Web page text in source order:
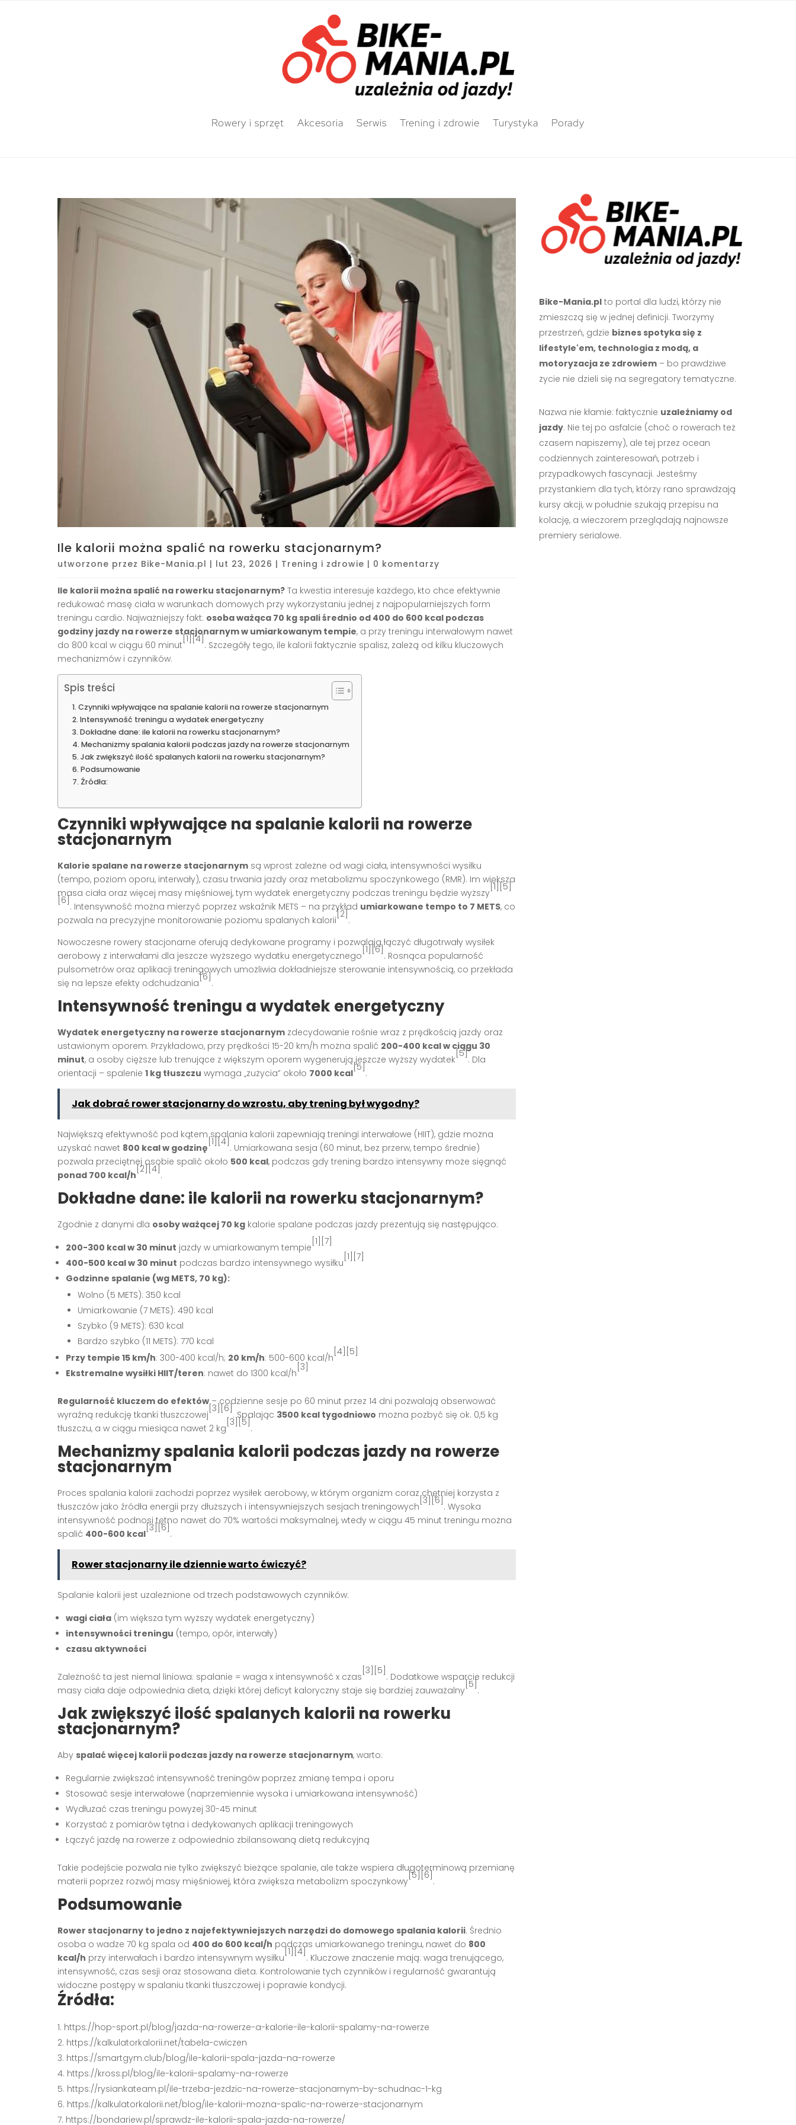
Rowery i sprzęt Akcesoria Serwis Trening i zdrowie Turystyka Porady
Ile kalorii można spalić na rowerku stacjonarnym?
utworzone przez Bike-Mania.pl | lut 23, 2026 | Trening i zdrowie | 0 komentarzy
Ile kalorii można spalić na rowerku stacjonarnym? Ta kwestia interesuje każdego, kto chce efektywnie
redukować masę ciała w warunkach domowych przy wykorzystaniu jednej z najpopularniejszych form
treningu cardio. Najważniejszy fakt: osoba ważąca 70 kg spali średnio od 400 do 600 kcal podczas
godziny jazdy na rowerze stacjonarnym w umiarkowanym tempie, a przy treningu interwałowym nawet
do 800 kcal w ciągu 60 minut
[1][4]
. Szczegóły tego, ile kalorii faktycznie spalisz, zależą od kilku kluczowych
mechanizmów i czynników.
Spis treści
Czynniki wpływające na spalanie kalorii na rowerze stacjonarnym
Intensywność treningu a wydatek energetyczny
Dokładne dane: ile kalorii na rowerku stacjonarnym?
Mechanizmy spalania kalorii podczas jazdy na rowerze stacjonarnym
Jak zwiększyć ilość spalanych kalorii na rowerku stacjonarnym?
Podsumowanie
Źródła:
Czynniki wpływające na spalanie kalorii na rowerze
stacjonarnym
Kalorie spalane na rowerze stacjonarnym są wprost zależne od wagi ciała, intensywności wysiłku
(tempo, poziom oporu, interwały), czasu trwania jazdy oraz metabolizmu spoczynkowego (RMR). Im większa
masa ciała oraz więcej masy mięśniowej, tym wydatek energetyczny podczas treningu będzie wyższy
[1][5]
[6]
. Intensywność można mierzyć poprzez wskaźnik METS – na przykład umiarkowane tempo to 7 METS, co
pozwala na precyzyjne monitorowanie poziomu spalanych kalorii
[2]
.
Nowoczesne rowery stacjonarne oferują dedykowane programy i pozwalają łączyć długotrwały wysiłek
aerobowy z interwałami dla jeszcze wyższego wydatku energetycznego
[1][6]
. Rosnąca popularność
pulsometrów oraz aplikacji treningowych umożliwia dokładniejsze sterowanie intensywnością, co przekłada
się na lepsze efekty odchudzania
[6]
.
Intensywność treningu a wydatek energetyczny
Wydatek energetyczny na rowerze stacjonarnym zdecydowanie rośnie wraz z prędkością jazdy oraz
ustawionym oporem. Przykładowo, przy prędkości 15-20 km/h można spalić 200-400 kcal w ciągu 30
minut, a osoby cięższe lub trenujące z większym oporem wygenerują jeszcze wyższy wydatek
[5]
. Dla
orientacji – spalenie 1 kg tłuszczu wymaga „zużycia” około 7000 kcal
[5]
.
Jak dobrać rower stacjonarny do wzrostu, aby trening był wygodny?
Największą efektywność pod kątem spalania kalorii zapewniają treningi interwałowe (HIIT), gdzie można
uzyskać nawet 800 kcal w godzinę
[1][4]
. Umiarkowana sesja (60 minut, bez przerw, tempo średnie)
pozwala przeciętnej osobie spalić około 500 kcal, podczas gdy trening bardzo intensywny może sięgnąć
ponad 700 kcal/h
[2][4]
.
Dokładne dane: ile kalorii na rowerku stacjonarnym?
Zgodnie z danymi dla osoby ważącej 70 kg kalorie spalane podczas jazdy prezentują się następująco:
200-300 kcal w 30 minut jazdy w umiarkowanym tempie
[1][7]
400-500 kcal w 30 minut podczas bardzo intensywnego wysiłku
[1][7]
Godzinne spalanie (wg METS, 70 kg):
Wolno (5 METS): 350 kcal
Umiarkowanie (7 METS): 490 kcal
Szybko (9 METS): 630 kcal
Bardzo szybko (11 METS): 770 kcal
Przy tempie 15 km/h: 300-400 kcal/h; 20 km/h: 500-600 kcal/h
[4][5]
Ekstremalne wysiłki HIIT/teren: nawet do 1300 kcal/h
[3]
Regularność kluczem do efektów– codzienne sesje po 60 minut przez 14 dni pozwalają obserwować
wyraźną redukcję tkanki tłuszczowej
[3][6]
. Spalając 3500 kcal tygodniowo można pozbyć się ok. 0,5 kg
tłuszczu, a w ciągu miesiąca nawet 2 kg
[3][5]
.
Mechanizmy spalania kalorii podczas jazdy na rowerze
stacjonarnym
Proces spalania kalorii zachodzi poprzez wysiłek aerobowy, w którym organizm coraz chętniej korzysta z
tłuszczów jako źródła energii przy dłuższych i intensywniejszych sesjach treningowych
[3][6]
. Wysoka
intensywność podnosi tętno nawet do 70% wartości maksymalnej, wtedy w ciągu 45 minut treningu można
spalić 400-600 kcal
[3][6]
.
Rower stacjonarny ile dziennie warto ćwiczyć?
Spalanie kalorii jest uzależnione od trzech podstawowych czynników:
wagi ciała (im większa tym wyższy wydatek energetyczny)
intensywności treningu (tempo, opór, interwały)
czasu aktywności
Zależność ta jest niemal liniowa: spalanie = waga x intensywność x czas
[3][5]
. Dodatkowe wsparcie redukcji
masy ciała daje odpowiednia dieta, dzięki której deficyt kaloryczny staje się bardziej zauważalny
[5]
.
Jak zwiększyć ilość spalanych kalorii na rowerku
stacjonarnym?
Aby spalać więcej kalorii podczas jazdy na rowerze stacjonarnym, warto:
Regularnie zwiększać intensywność treningów poprzez zmianę tempa i oporu
Stosować sesje interwałowe (naprzemiennie wysoka i umiarkowana intensywność)
Wydłużać czas treningu powyżej 30-45 minut
Korzystać z pomiarów tętna i dedykowanych aplikacji treningowych
Łączyć jazdę na rowerze z odpowiednio zbilansowaną dietą redukcyjną
Takie podejście pozwala nie tylko zwiększyć bieżące spalanie, ale także wspiera długoterminową przemianę
materii poprzez rozwój masy mięśniowej, która zwiększa metabolizm spoczynkowy
[5][6]
.
Podsumowanie
Rower stacjonarny to jedno z najefektywniejszych narzędzi do domowego spalania kalorii. Średnio
osoba o wadze 70 kg spala od 400 do 600 kcal/h podczas umiarkowanego treningu, nawet do 800
kcal/h przy interwałach i bardzo intensywnym wysiłku
[1][4]
. Kluczowe znaczenie mają: waga trenującego,
intensywność, czas sesji oraz stosowana dieta. Kontrolowanie tych czynników i regularność gwarantują
widoczne postępy w spalaniu tkanki tłuszczowej i poprawie kondycji.
Źródła:
https://hop-sport.pl/blog/jazda-na-rowerze-a-kalorie-ile-kalorii-spalamy-na-rowerze
https://kalkulatorkalorii.net/tabela-cwiczen
https://smartgym.club/blog/ile-kalorii-spala-jazda-na-rowerze
https://kross.pl/blog/ile-kalorii-spalamy-na-rowerze
https://rysiankateam.pl/ile-trzeba-jezdzic-na-rowerze-stacjonarnym-by-schudnac-1-kg
https://kalkulatorkalorii.net/blog/ile-kalorii-mozna-spalic-na-rowerze-stacjonarnym
https://bondariew.pl/sprawdz-ile-kalorii-spala-jazda-na-rowerze/
Bike-Mania.plto portal dla ludzi, którzy nie
zmieszczą się w jednej definicji. Tworzymy
przestrzeń, gdzie biznes spotyka się z
lifestyle'em, technologia z modą, a
motoryzacja ze zdrowiem– bo prawdziwe
życie nie dzieli się na segregatory tematyczne.
Nazwa nie kłamie: faktycznie uzależniamy od
jazdy. Nie tej po asfalcie (choć o rowerach też
czasem napiszemy), ale tej przez ocean
codziennych zainteresowań, potrzeb i
przypadkowych fascynacji. Jesteśmy
przystankiem dla tych, którzy rano sprawdzają
kursy akcji, w południe szukają przepisu na
kolację, a wieczorem przeglądają najnowsze
premiery serialowe.